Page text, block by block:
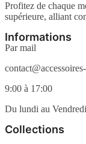
Profitez de chaque
supérieure, alliant
Informations
Par mail
9:00 à 17:00
Du lundi au Vendredi
Collections